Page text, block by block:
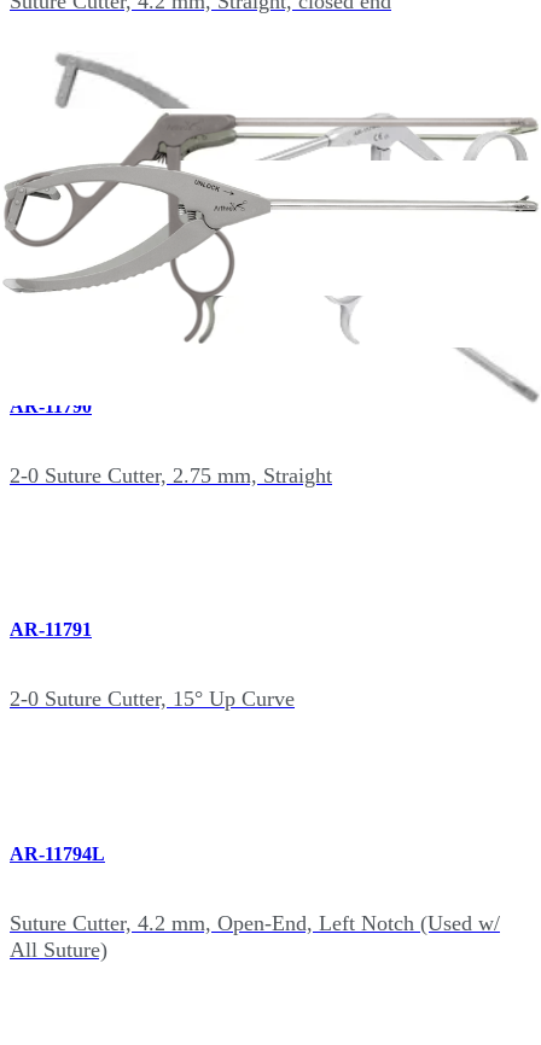
Suture Cutter, 4.2 mm, straight (used with #2 and #5
suture, FiberTape) w/ WishBone handle
AR-11790
2-0 Suture Cutter, 2.75 mm, Straight
AR-11791
2-0 Suture Cutter, 15° Up Curve
AR-11794L
Suture Cutter, 4.2 mm, Open-End, Left Notch (Used w/
All Suture)